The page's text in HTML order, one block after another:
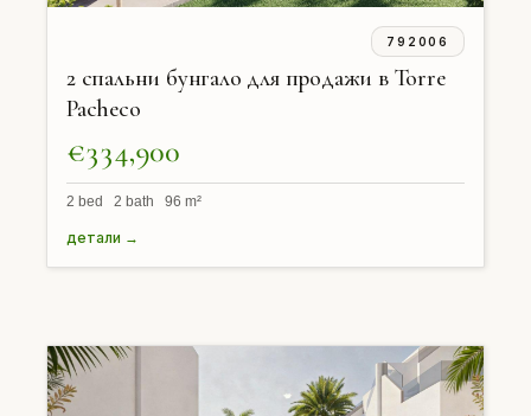
792006
2 спальни бунгало для продажи в Torre
Pacheco
€334,900
2 bed 2 bath 96 m²
детали →